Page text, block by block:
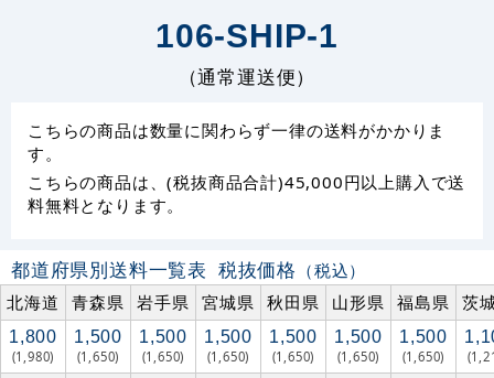
106-SHIP-1
（通常運送便）
こちらの商品は数量に関わらず一律の送料がかかりま
す。
こちらの商品は、(税抜商品合計)45,000円以上購入で送
料無料となります。
都道府県別送料一覧表 税抜価格 （税込）
北海道
青森県 岩手県 宮城県 秋田県 山形県 福島県 茨
1,800
(1,980)
1,500
(1,650)
1,500
(1,650)
1,500
(1,650)
1,500
(1,650)
1,500
(1,650)
1,500
(1,650)